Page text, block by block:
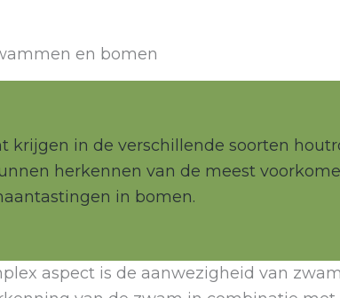
en bomen
krijgen in de verschillende soorten
herkennen van de meest
in bomen.
aspect is de aanwezigheid van